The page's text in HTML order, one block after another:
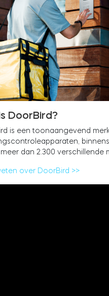
DoorBird?
is een toonaangevend
dan 2.300 verschillende
over DoorBird >>